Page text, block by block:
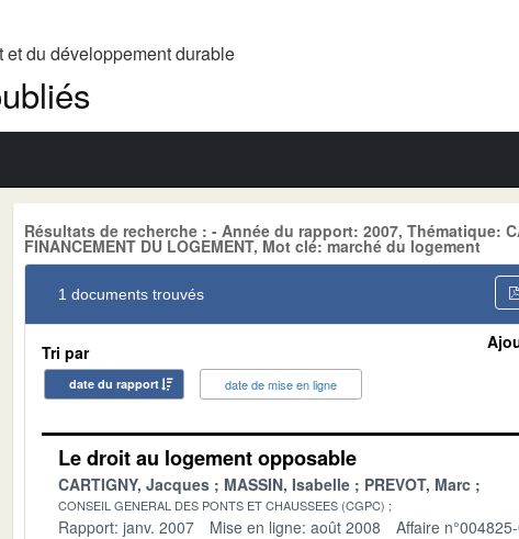
et du développement durable
Résultats de recherche : - Année du rapport: 2007, Thématique:
FINANCEMENT DU LOGEMENT, Mot clé: marché du logement
1 documents trouvés
Tri par
date du rapport date de mise en ligne
Le droit au logement opposable
CARTIGNY, Jacques MASSIN, Isabelle PREVOT, Marc
CONSEIL GENERAL DES PONTS ET CHAUSSEES (CGPC)
Rapport: janv. 2007 Mise en ligne: août 2008 Affaire